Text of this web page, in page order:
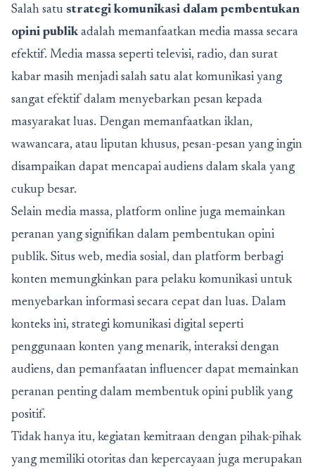
Salah satu strategi komunikasi dalam pembentukan
opini publik adalah memanfaatkan media massa secara
efektif. Media massa seperti televisi, radio, dan surat
kabar masih menjadi salah satu alat komunikasi yang
sangat efektif dalam menyebarkan pesan kepada
masyarakat luas. Dengan memanfaatkan iklan,
wawancara, atau liputan khusus, pesan-pesan yang ingin
disampaikan dapat mencapai audiens dalam skala yang
cukup besar.
Selain media massa, platform online juga memainkan
peranan yang signifikan dalam pembentukan opini
publik. Situs web, media sosial, dan platform berbagi
konten memungkinkan para pelaku komunikasi untuk
menyebarkan informasi secara cepat dan luas. Dalam
konteks ini, strategi komunikasi digital seperti
penggunaan konten yang menarik, interaksi dengan
audiens, dan pemanfaatan influencer dapat memainkan
peranan penting dalam membentuk opini publik yang
positif.
Tidak hanya itu, kegiatan kemitraan dengan pihak-pihak
yang memiliki otoritas dan kepercayaan juga merupakan